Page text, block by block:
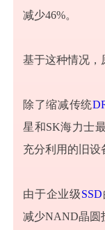
减少46%。
基于这种情况，
除了缩减传统
星和SK海力士
充分利用的旧设
由于企业级SSD
减少NAND晶圆